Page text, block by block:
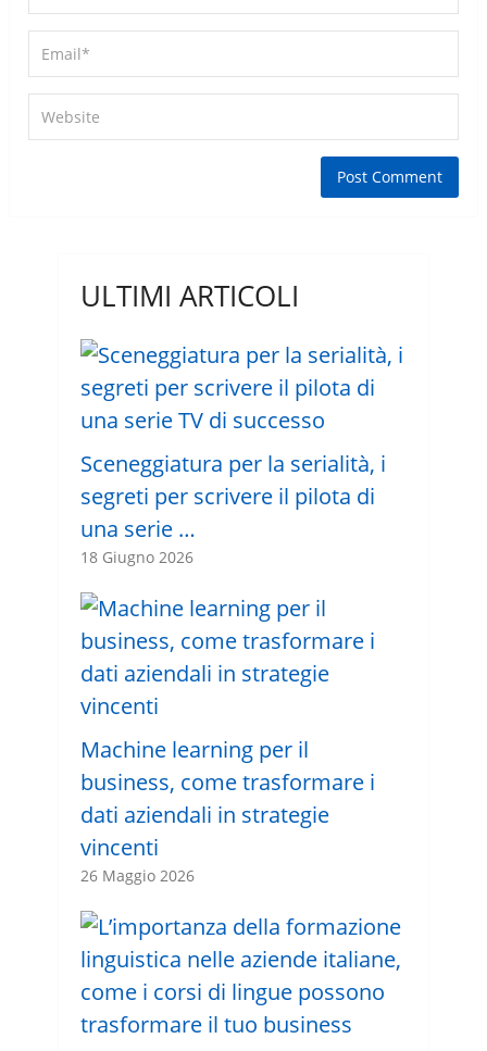
ULTIMI ARTICOLI
Sceneggiatura per la serialità, i
segreti per scrivere il pilota di
una serie …
18 Giugno 2026
Machine learning per il
business, come trasformare i
dati aziendali in strategie
vincenti
26 Maggio 2026